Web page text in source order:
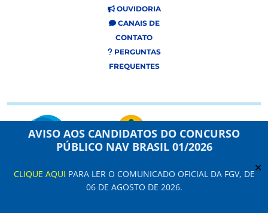
AVISO AOS CANDIDATOS DO CONCURSO
PÚBLICO NAV BRASIL 01/2026
CLIQUE AQUI PARA LER O COMUNICADO OFICIAL DA FGV, DE
06 DE AGOSTO DE 2026.
✕
OUVIDORIA
CANAIS DE
CONTATO
PERGUNTAS
FREQUENTES
Este site usa cookies e dados pessoais de acordo com os nossos Termos de